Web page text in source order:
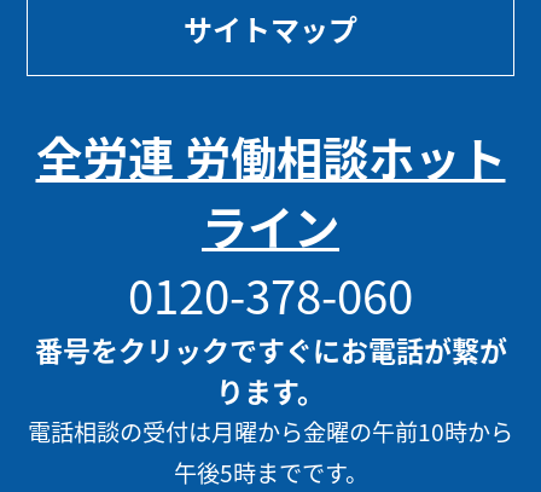
サイトマップ
全労連 労働相談ホット
ライン
0120-378-060
番号をクリックですぐにお電話が繋が
ります。
電話相談の受付は月曜から金曜の午前10時から
午後5時までです。